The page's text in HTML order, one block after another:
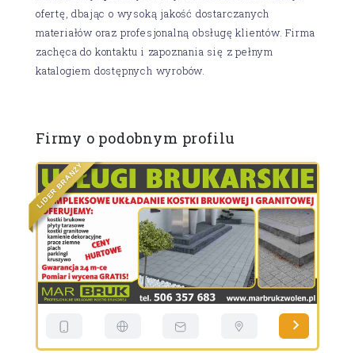
ofertę, dbając o wysoką jakość dostarczanych
materiałów oraz profesjonalną obsługę klientów. Firma
zachęca do kontaktu i zapoznania się z pełnym
katalogiem dostępnych wyrobów.
Firmy o podobnym profilu
LI
DER
BRAN
Ż
Y